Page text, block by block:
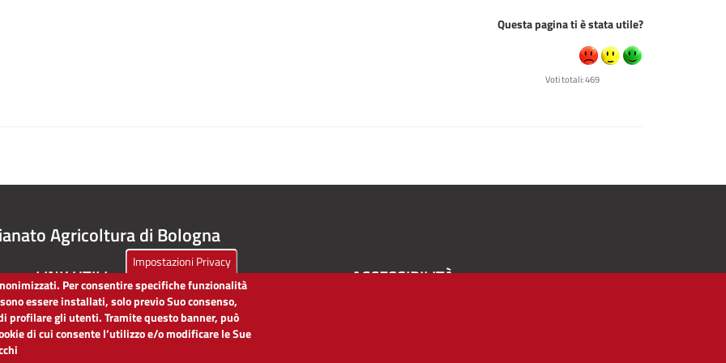
Questa pagina ti è stata utile?
Voti totali: 469
Agricoltura di Bologna
LINK UTILI
Dichiarazione di accessibilità
Obiettivi di accessibilità
ACCESSIBILITÀ
Impostazioni Privacy
Per consentire specifiche funzionalità
essere installati, solo previo Suo consenso,
profilare gli utenti. Tramite questo banner, può
di cui consente l’utilizzo e/o modificare le Sue